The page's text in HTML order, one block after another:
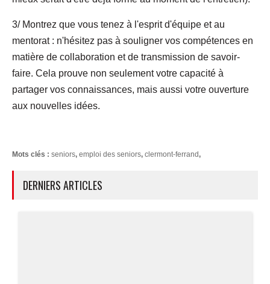
3/ Montrez que vous tenez à l'esprit d'équipe et au
mentorat : n'hésitez pas à souligner vos compétences en
matière de collaboration et de transmission de savoir-
faire. Cela prouve non seulement votre capacité à
partager vos connaissances, mais aussi votre ouverture
aux nouvelles idées.
Mots clés : seniors, emploi des seniors, clermont-ferrand,
DERNIERS ARTICLES